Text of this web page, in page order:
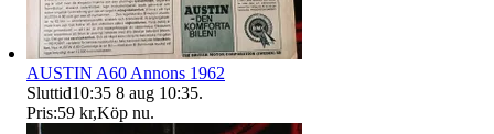
AUSTIN A60 Annons 1962
Sluttid10:35 8 aug 10:35.
Pris:59 kr,Köp nu.